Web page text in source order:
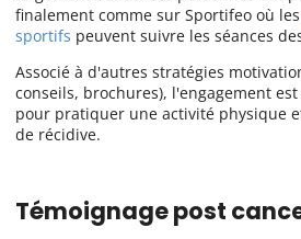
finalement comme sur Sportifeo où les
sportifs peuvent suivre les séances
Associé à d'autres stratégies
conseils, brochures), l'engagement
pour pratiquer une activité physique
de récidive.
Témoignage post